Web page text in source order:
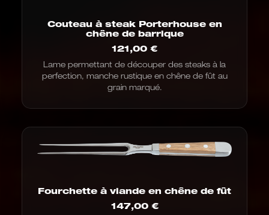
Couteau à steak Porterhouse en
chêne de barrique
121,00 €
Lame permettant de découper des steaks à la
perfection, manche rustique en chêne de fût au
grain marqué.
Fourchette à viande en chêne de fût
147,00 €